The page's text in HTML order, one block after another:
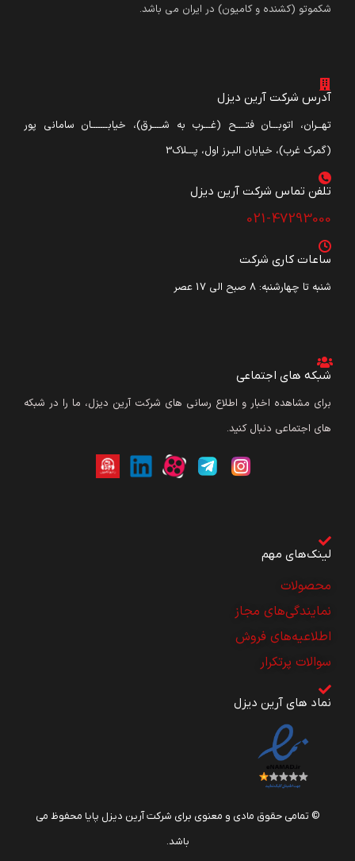
شکموتو (کشنده و کامیون) در ایران می باشد.
آدرس شرکت آرین دیزل
تهــران، اتوبـــان فتــــح (غـــرب به شــــرق)، خیابـــــــان سامانی پور
(گمرک غرب)، خیابان البـرز اول، پـــلاک3
تلفن تماس شرکت آرین دیزل​
021-47293000
ساعات کاری شرکت
شنبه تا چهارشنبه: ۸ صبح الی 17 عصر
شبکه های اجتماعی
برای مشاهده اخبار و اطلاع رسانی های شرکت آرین دیزل، ما را در شبکه
های اجتماعی دنبال کنید.
لینک‌های مهم
محصولات
نمایندگی‌های مجاز
اطلاعیه‌های فروش
سوالات پرتکرار
نماد های آرین دیزل
© تمامی حقوق مادی و معنوی برای شرکت آرین دیزل پایا محفوظ می
باشد.